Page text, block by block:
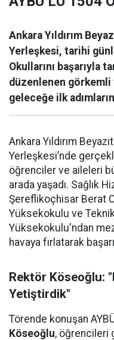
Ankara Yıldırım
Yerleşkesi, tarihi
Okullarını başarıyla
düzenlenen görkemli
geleceğe ilk
Ankara Yıldırım
Yerleşkesi’nde
öğrenciler ve aileleri
arada yaşadı. Sağlık
Şereflikoçhisar Berat
Yüksekokulu ve
Yüksekokulu'ndan
havaya fırlatarak
Rektör Köseoğlu:
Yetiştirdik"
Törende konuşan
Köseoğlu, öğrencileri